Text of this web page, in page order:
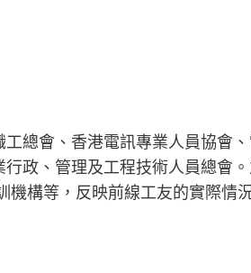
總會、香港電訊專業人員協會
政、管理及工程技術人員總會
構等，反映前線工友的實際情